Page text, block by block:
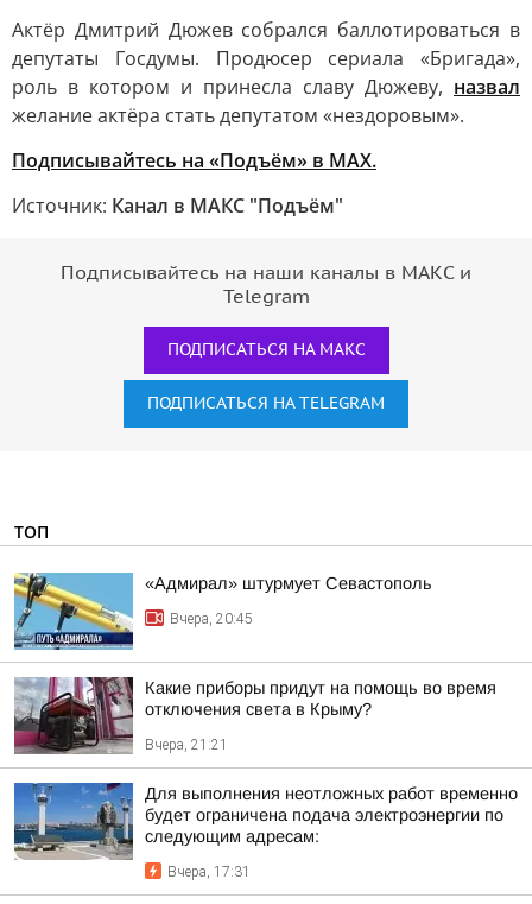
Актёр Дмитрий Дюжев собрался баллотироваться в
депутаты Госдумы. Продюсер сериала «Бригада»,
роль в котором и принесла славу Дюжеву, назвал
желание актёра стать депутатом «нездоровым».
Подписывайтесь на «Подъём» в MAX.
Источник: Канал в МАКС "Подъём"
Подписывайтесь на наши каналы в МАКС и
Telegram
ПОДПИСАТЬСЯ НА МАКС
ПОДПИСАТЬСЯ НА TELEGRAM
ТОП
«Адмирал» штурмует Севастополь
Вчера, 20:45
Какие приборы придут на помощь во время
отключения света в Крыму?
Вчера, 21:21
Для выполнения неотложных работ временно
будет ограничена подача электроэнергии по
следующим адресам:
Вчера, 17:31